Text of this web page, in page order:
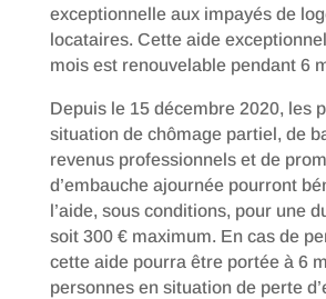
exceptionnelle aux impayés de
locataires. Cette aide
mois est renouvelable pendant 6
Depuis le 15 décembre 2020, les
situation de chômage partiel, de
revenus professionnels et de
d’embauche ajournée pourront
l’aide, sous conditions, pour une
soit 300 € maximum. En cas de
cette aide pourra être portée à 6
personnes en situation de perte